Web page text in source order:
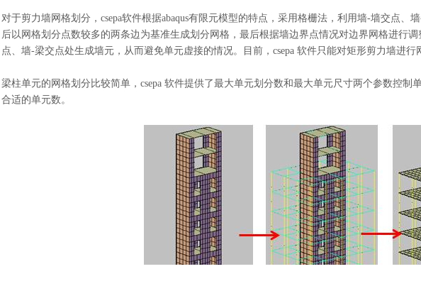
对于剪力墙网格划分， csepa软件根据abaqus有限元模型的特点，采用格栅法，利用墙-墙交点
后以网格划分点数较多的两条边为基准生成划分网格，最后根据墙边界点情况对边界网格进行
点、墙-梁交点处生成墙元，从而避免单元虚接的情况。目前，csepa 软件只能对矩形剪力墙进行
梁柱单元的网格划分比较简单， csepa 软件提供了最大单元划分数和最大单元尺寸两个参数控
合适的单元数。